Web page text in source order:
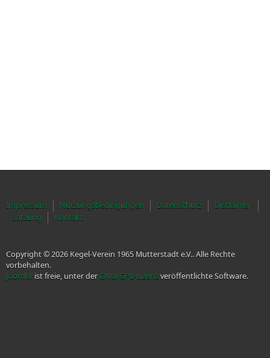
Impressum Nutzungsbedingungen Datenschutz
Disclaimer
Satzung
Kontakt
Copyright © 2026 Kegel-Verein 1965 Mutterstadt e.V.. Alle Rechte
vorbehalten.
Joomla! ist freie, unter der GNU/GPL-Lizenzveröffentlichte Software.